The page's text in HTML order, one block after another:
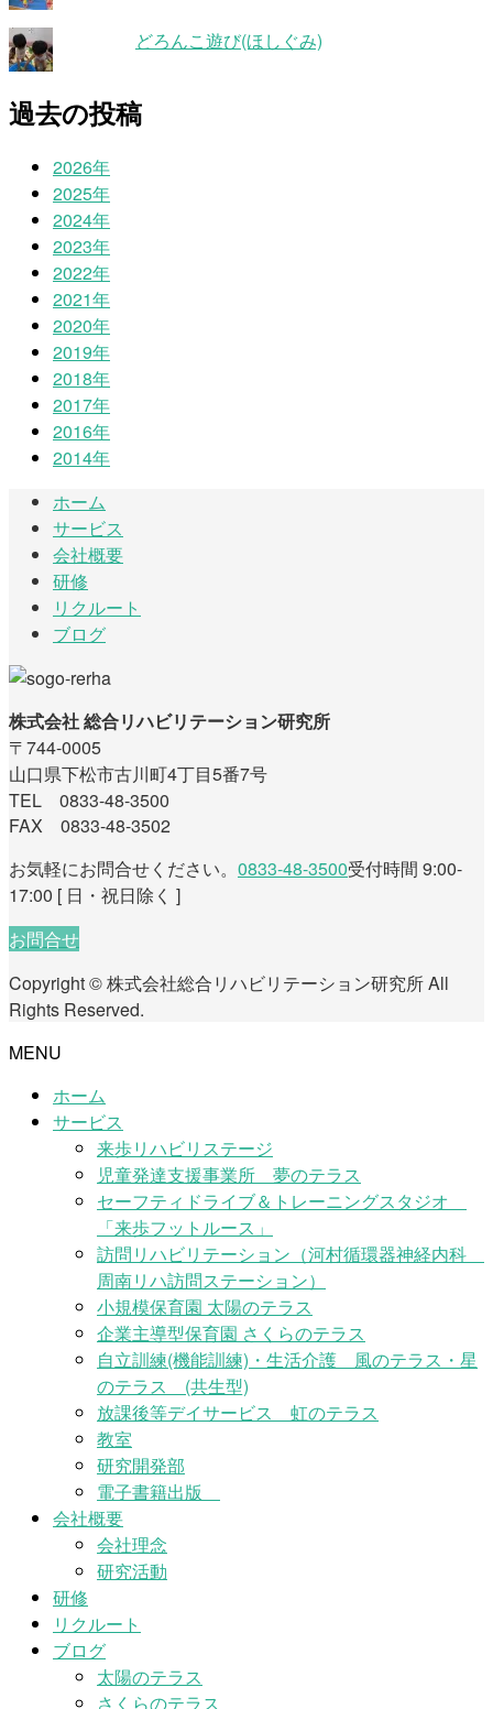
どろんこ遊び(ほしぐみ)
過去の投稿
2026年
2025年
2024年
2023年
2022年
2021年
2020年
2019年
2018年
2017年
2016年
2014年
ホーム
サービス
会社概要
研修
リクルート
ブログ
株式会社 総合リハビリテーション研究所
〒744-0005
山口県下松市古川町4丁目5番7号
TEL 0833-48-3500
FAX 0833-48-3502
お気軽にお問合せください。 0833-48-3500受付時間 9:00-
17:00 [ 日・祝日除く ]
お問合せ
Copyright © 株式会社総合リハビリテーション研究所 All
Rights Reserved.
MENU
ホーム
サービス
来歩リハビリステージ
児童発達支援事業所 夢のテラス
セーフティドライブ＆トレーニングスタジオ
「来歩フットルース」
訪問リハビリテーション（河村循環器神経内科
周南リハ訪問ステーション）
小規模保育園 太陽のテラス
企業主導型保育園 さくらのテラス
自立訓練(機能訓練)・生活介護 風のテラス・星
のテラス (共生型)
放課後等デイサービス 虹のテラス
教室
研究開発部
電子書籍出版
会社概要
会社理念
研究活動
研修
リクルート
ブログ
太陽のテラス
さくらのテラス